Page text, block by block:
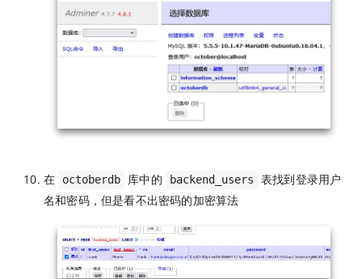
在 octoberdb 库中的 backend_users
表找到登录用户
名和密码，但是看不出密码的加密算法